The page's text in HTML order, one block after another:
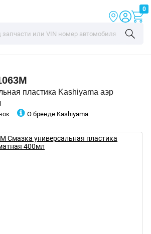
0
пластика Kashiyama аэр
О бренде Kashiyama